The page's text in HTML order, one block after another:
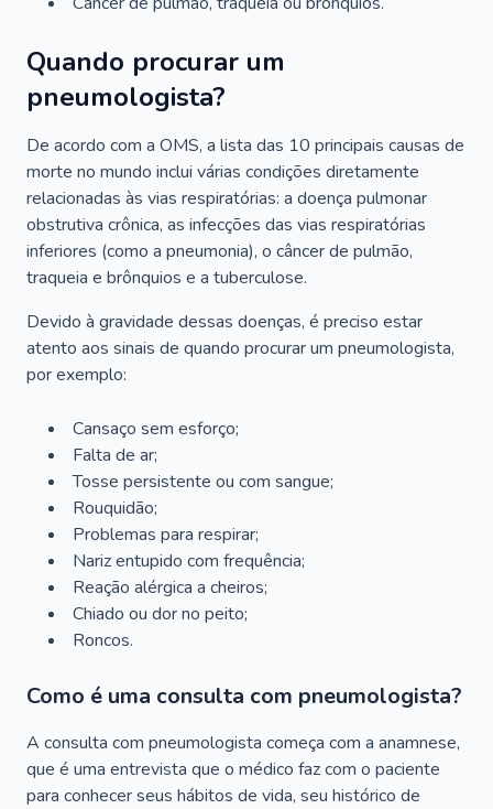
Quando procurar um
pneumologista?
De acordo com a OMS, a lista das 10 principais causas de
morte no mundo inclui várias condições diretamente
relacionadas às vias respiratórias: a doença pulmonar
obstrutiva crônica, as infecções das vias respiratórias
inferiores (como a pneumonia), o câncer de pulmão,
traqueia e brônquios e a tuberculose.
Devido à gravidade dessas doenças, é preciso estar
atento aos sinais de quando procurar um pneumologista,
por exemplo:
Cansaço sem esforço;
Falta de ar;
Tosse persistente ou com sangue;
Rouquidão;
Problemas para respirar;
Nariz entupido com frequência;
Reação alérgica a cheiros;
Chiado ou dor no peito;
Roncos.
Como é uma consulta com pneumologista?
A consulta com pneumologista começa com a anamnese,
que é uma entrevista que o médico faz com o paciente
para conhecer seus hábitos de vida, seu histórico de